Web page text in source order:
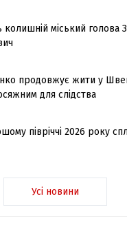
колишній міський голова
продовжує жити у
для слідства
півріччі 2026 року
Усі новини